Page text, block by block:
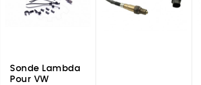
Sonde Lambda
Pour VW